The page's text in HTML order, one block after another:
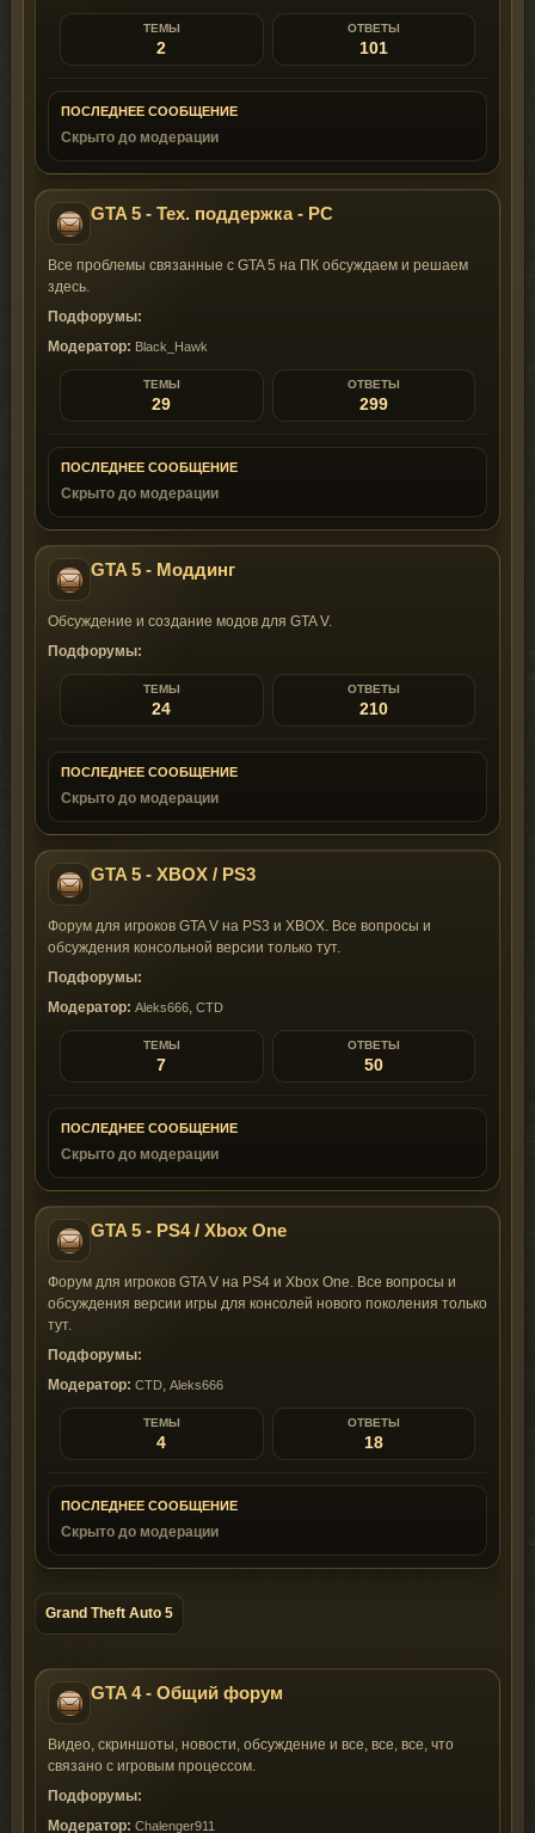
ТЕМЫ
2
ОТВЕТЫ
101
ПОСЛЕДНЕЕ СООБЩЕНИЕ
Скрыто до модерации
GTA 5 - Тех. поддержка - PC
Все проблемы связанные с GTA 5 на ПК обсуждаем и решаем
здесь.
Подфорумы:
Модератор: Black_Hawk
ТЕМЫ
29
ОТВЕТЫ
299
ПОСЛЕДНЕЕ СООБЩЕНИЕ
Скрыто до модерации
GTA 5 - Моддинг
Обсуждение и создание модов для GTA V.
Подфорумы:
ТЕМЫ
24
ОТВЕТЫ
210
ПОСЛЕДНЕЕ СООБЩЕНИЕ
Скрыто до модерации
GTA 5 - XBOX / PS3
Форум для игроков GTA V на PS3 и XBOX. Все вопросы и
обсуждения консольной версии только тут.
Подфорумы:
Модератор: Aleks666, CTD
ТЕМЫ
7
ОТВЕТЫ
50
ПОСЛЕДНЕЕ СООБЩЕНИЕ
Скрыто до модерации
GTA 5 - PS4 / Xbox One
Форум для игроков GTA V на PS4 и Xbox One. Все вопросы и
обсуждения версии игры для консолей нового поколения только
тут.
Подфорумы:
Модератор: CTD, Aleks666
ТЕМЫ
4
ОТВЕТЫ
18
ПОСЛЕДНЕЕ СООБЩЕНИЕ
Скрыто до модерации
Grand Theft Auto 5
GTA 4 - Общий форум
Видео, скриншоты, новости, обсуждение и все, все, все, что
связано с игровым процессом.
Подфорумы:
Модератор: Chalenger911